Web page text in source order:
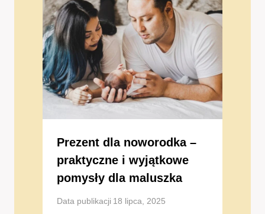
Prezent dla noworodka –
praktyczne i wyjątkowe
pomysły dla maluszka
Data publikacji 18 lipca, 2025